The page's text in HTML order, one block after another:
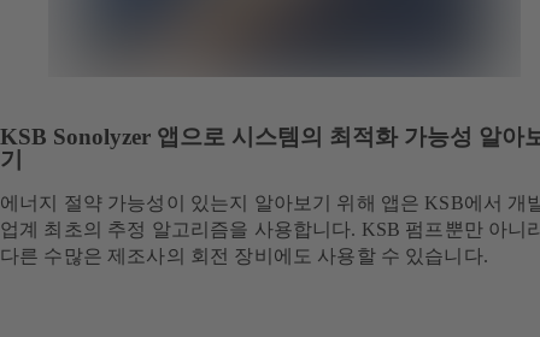
KSB Sonolyzer 앱으로 시스템의 최적화 가능성 알아
기
에너지 절약 가능성이 있는지 알아보기 위해 앱은 KSB에서 개
업계 최초의 추정 알고리즘을 사용합니다. KSB 펌프뿐만 아니
다른 수많은 제조사의 회전 장비에도 사용할 수 있습니다.